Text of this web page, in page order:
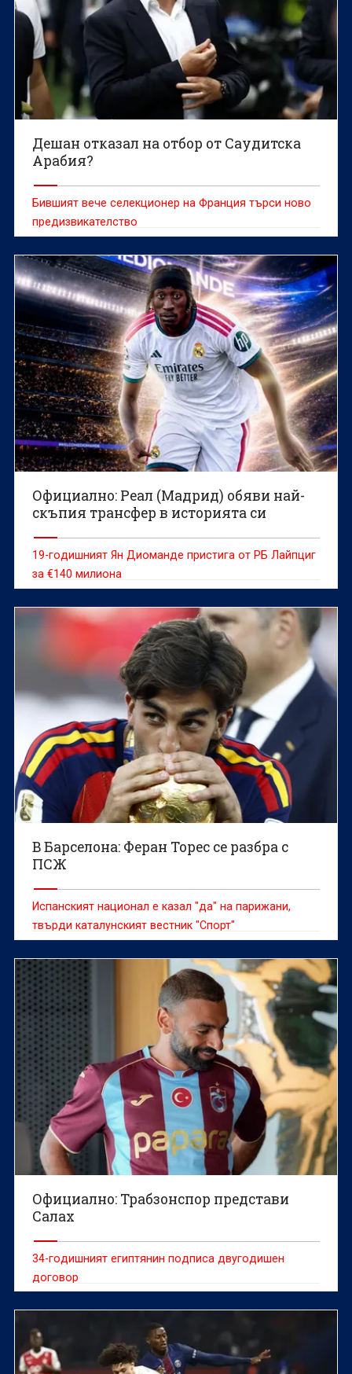
Дешан отказал на отбор от Саудитска
Арабия?
Бившият вече селекционер на Франция търси ново
предизвикателство
Официално: Реал (Мадрид) обяви най-
скъпия трансфер в историята си
19-годишният Ян Диоманде пристига от РБ Лайпциг
за €140 милиона
В Барселона: Феран Торес се разбра с
ПСЖ
Испанският национал е казал "да" на парижани,
твърди каталунският вестник "Спорт"
Официално: Трабзонспор представи
Салах
34-годишният египтянин подписа двугодишен
договор